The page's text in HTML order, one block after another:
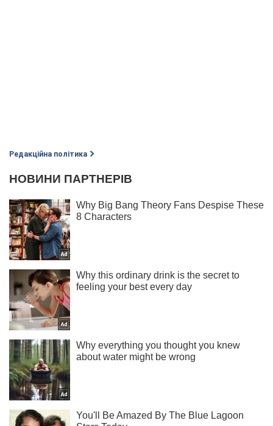
Редакційна політика